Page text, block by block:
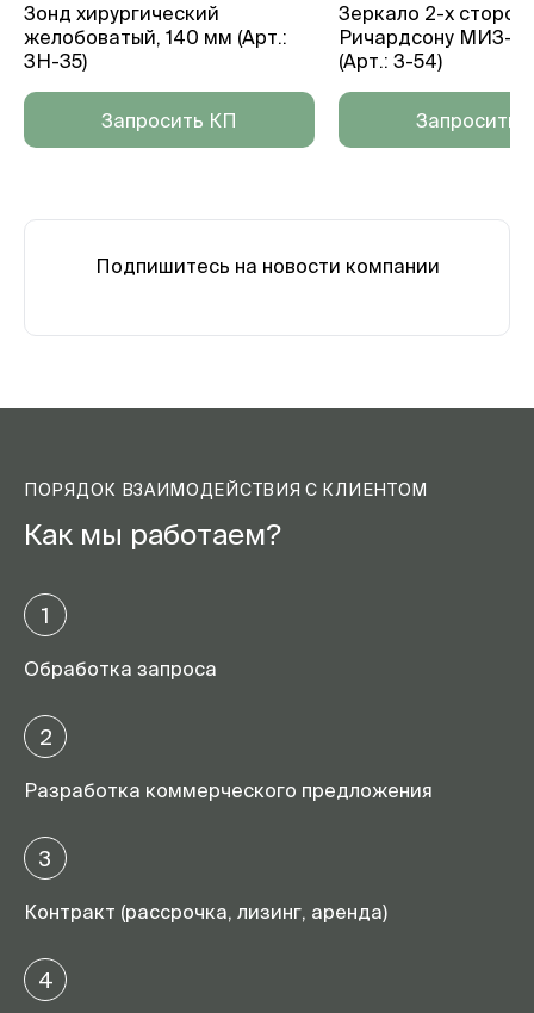
Зонд хирургический
желобоватый, 140 мм (Арт.:
3Н-35)
Запросить КП
Зеркало 2-х
Ричардсону МИЗ-
(Арт.: З-54)
Запросить
Подпишитесь на новости компании
ПОРЯДОК ВЗАИМОДЕЙСТВИЯ С КЛИЕНТОМ
Как мы работаем?
1
Обработка запроса
2
Разработка коммерческого предложения
3
Контракт (рассрочка, лизинг, аренда)
4